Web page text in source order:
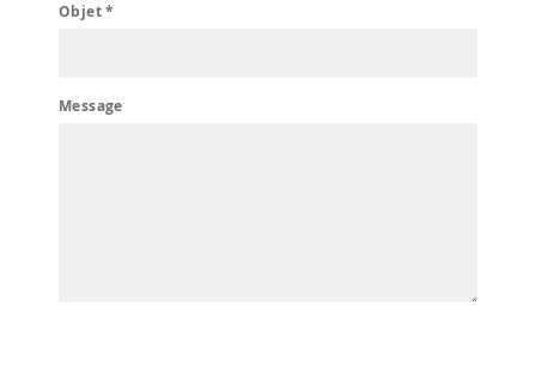
Objet *
Message